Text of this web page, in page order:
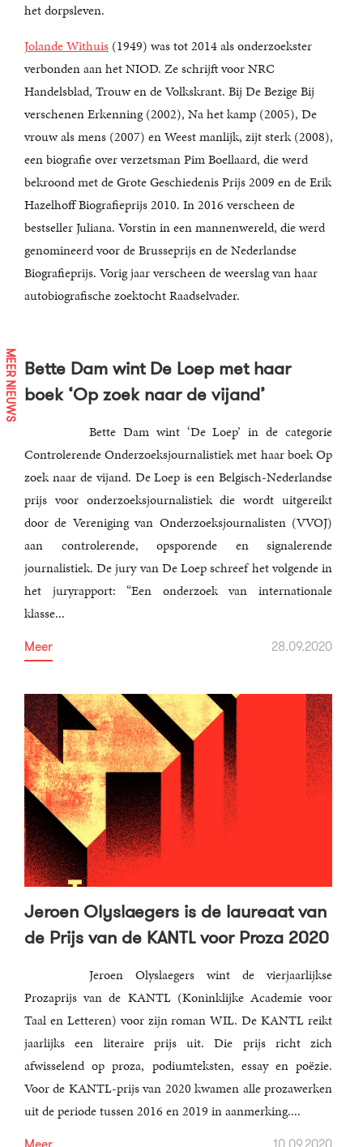
het dorpsleven.
Jolande Withuis (1949) was tot 2014 als onderzoekster
verbonden aan het NIOD. Ze schrijft voor NRC
Handelsblad, Trouw en de Volkskrant. Bij De Bezige Bij
verschenen Erkenning (2002), Na het kamp (2005), De
vrouw als mens (2007) en Weest manlijk, zijt sterk (2008),
een biografie over verzetsman Pim Boellaard, die werd
bekroond met de Grote Geschiedenis Prijs 2009 en de Erik
Hazelhoff Biografieprijs 2010. In 2016 verscheen de
bestseller Juliana. Vorstin in een mannenwereld, die werd
genomineerd voor de Brusseprijs en de Nederlandse
Biografieprijs. Vorig jaar verscheen de weerslag van haar
autobiografische zoektocht Raadselvader.
MEER NIEUWS Bette Dam wint De Loep met haar
boek ‘Op zoek naar de vijand’
Bette Dam wint ‘De Loep’ in de categorie
Controlerende Onderzoeksjournalistiek met haar boek Op
zoek naar de vijand. De Loep is een Belgisch-Nederlandse
prijs voor onderzoeksjournalistiek die wordt uitgereikt
door de Vereniging van Onderzoeksjournalisten (VVOJ)
aan controlerende, opsporende en signalerende
journalistiek. De jury van De Loep schreef het volgende in
het juryrapport: “Een onderzoek van internationale
klasse...
Meer
28.09.2020
Jeroen Olyslaegers is de laureaat van
de Prijs van de KANTL voor Proza 2020
Jeroen Olyslaegers wint de vierjaarlijkse
Prozaprijs van de KANTL (Koninklijke Academie voor
Taal en Letteren) voor zijn roman WIL. De KANTL reikt
jaarlijks een literaire prijs uit. Die prijs richt zich
afwisselend op proza, podiumteksten, essay en poëzie.
Voor de KANTL-prijs van 2020 kwamen alle prozawerken
uit de periode tussen 2016 en 2019 in aanmerking....